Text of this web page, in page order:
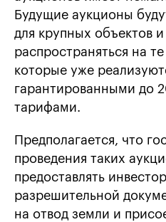
Будущие аукционы
для крупных объектов
распространяться на
которые уже
гарантированными до
тарифами.
Предполагается, что
проведения таких
предоставлять
разрешительной
на отвод земли и